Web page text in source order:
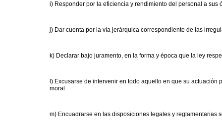
i) Responder por la eficiencia y rendimiento del personal a sus
j) Dar cuenta por la vía jerárquica correspondiente de las
k) Declarar bajo juramento, en la forma y época que la ley
l) Excusarse de intervenir en todo aquello en que su
moral.
m) Encuadrarse en las disposiciones legales y reglamentarias